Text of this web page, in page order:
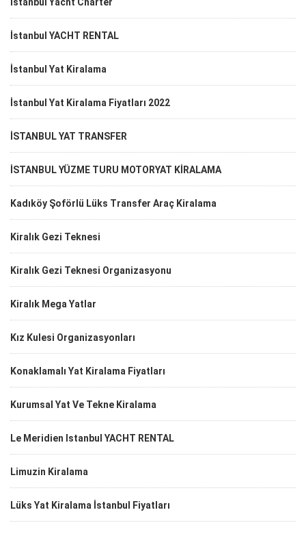
İstanbul Yacht Charter
İstanbul YACHT RENTAL
İstanbul Yat Kiralama
İstanbul Yat Kiralama Fiyatları 2022
İSTANBUL YAT TRANSFER
İSTANBUL YÜZME TURU MOTORYAT KİRALAMA
Kadıköy Şoförlü Lüks Transfer Araç Kiralama
Kiralık Gezi Teknesi
Kiralık Gezi Teknesi Organizasyonu
Kiralık Mega Yatlar
Kız Kulesi Organizasyonları
Konaklamalı Yat Kiralama Fiyatları
Kurumsal Yat Ve Tekne Kiralama
Le Meridien Istanbul YACHT RENTAL
Limuzin Kiralama
Lüks Yat Kiralama İstanbul Fiyatları